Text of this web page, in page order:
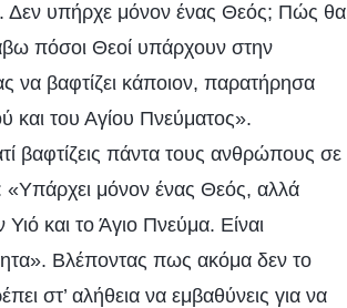
Δεν υπήρχε μόνον ένας Θεός; Πώς θα
πόσοι Θεοί υπάρχουν στην
να βαφτίζει κάποιον, παρατήρησα
και του Αγίου Πνεύματος».
βαφτίζεις πάντα τους ανθρώπους σε
μόνον ένας Θεός, αλλά
και το Άγιο Πνεύμα. Είναι
Βλέποντας πως ακόμα δεν το
στ’ αλήθεια να εμβαθύνεις για να